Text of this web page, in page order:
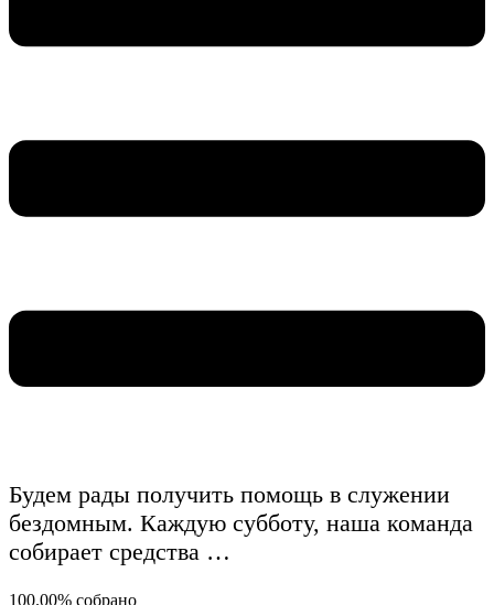
Будем рады получить помощь в служении
бездомным. Каждую субботу, наша команда
собирает средства …
100.00% собрано